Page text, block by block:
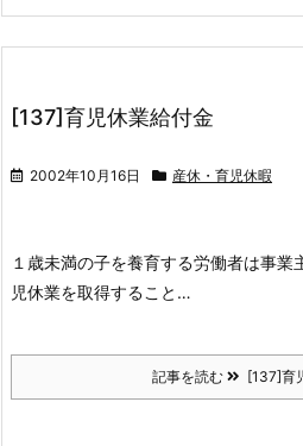
[137]育児休業給付金
2002年10月16日 産休・育児休暇
１歳未満の子を養育する労働者は事
児休業を取得すること…
記事を読む [137]育